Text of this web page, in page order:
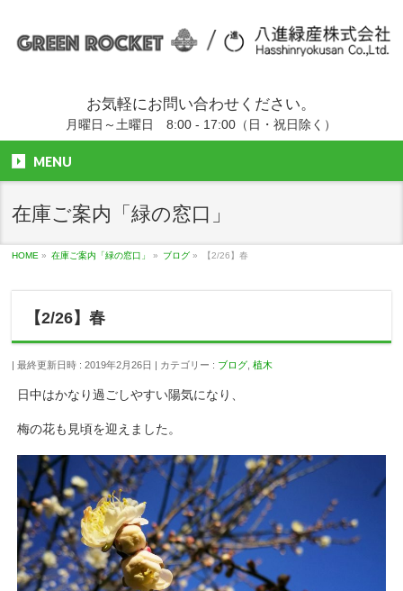
お気軽にお問い合わせください。
月曜日～土曜日 8:00 - 17:00（日・祝日除く）
MENU
在庫ご案内「緑の窓口」
HOME » 在庫ご案内「緑の窓口」 » ブログ » 【2/26】春
【2/26】春
最終更新日時 : 2019年2月26日 カテゴリー : ブログ ,植木
日中はかなり過ごしやすい陽気になり、
梅の花も見頃を迎えました。